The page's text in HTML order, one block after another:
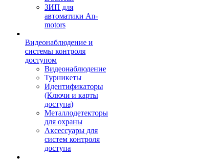
ЗИП для
автоматики An-
motors
Видеонаблюдение и
системы контроля
доступом
Видеонаблюдение
Турникеты
Идентификаторы
(Ключи и карты
доступа)
Металлодетекторы
для охраны
Аксессуары для
систем контроля
доступа